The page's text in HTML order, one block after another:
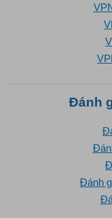
Đánh
Đánh